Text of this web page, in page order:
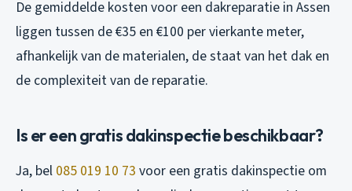
De gemiddelde kosten voor een dakreparatie in Assen
liggen tussen de €35 en €100 per vierkante meter,
afhankelijk van de materialen, de staat van het dak en
de complexiteit van de reparatie.
Is er een gratis dakinspectie beschikbaar?
Ja, bel 085 019 10 73 voor een gratis dakinspectie om